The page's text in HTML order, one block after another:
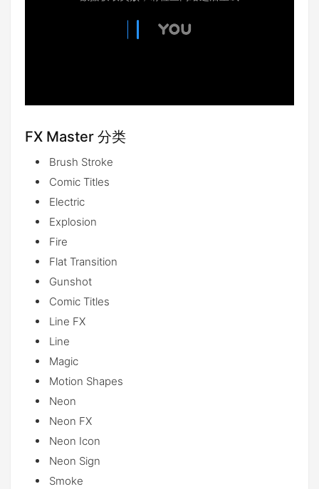
FX Master 分类
Brush Stroke
Comic Titles
Electric
Explosion
Fire
Flat Transition
Gunshot
Comic Titles
Line FX
Line
Magic
Motion Shapes
Neon
Neon FX
Neon Icon
Neon Sign
Smoke